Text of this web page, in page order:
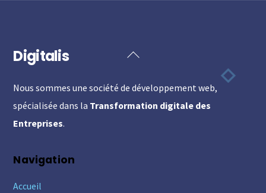
Back
Top
Digitalis
Nous sommes une société de développement web,
spécialisée dans la Transformation digitale des
Entreprises.
Navigation
Accueil